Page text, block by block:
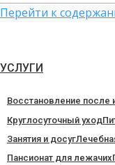
Перейти к
УСЛУГИ
Восстановление после
Круглосуточный уход
Занятия и досуг
Пансионат для лежачих